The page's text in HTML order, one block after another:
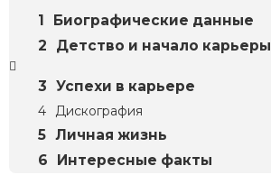
Биографические данные
Детство и начало карьеры
Успехи в карьере
Дискография
Личная жизнь
Интересные факты